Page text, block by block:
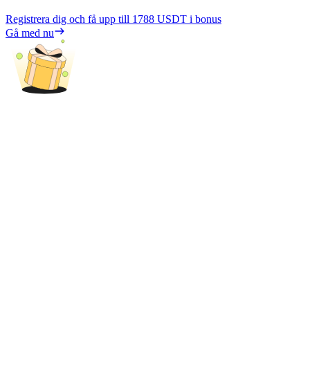
Registrera dig och få upp till 1788 USDT i bonus
Gå med nu